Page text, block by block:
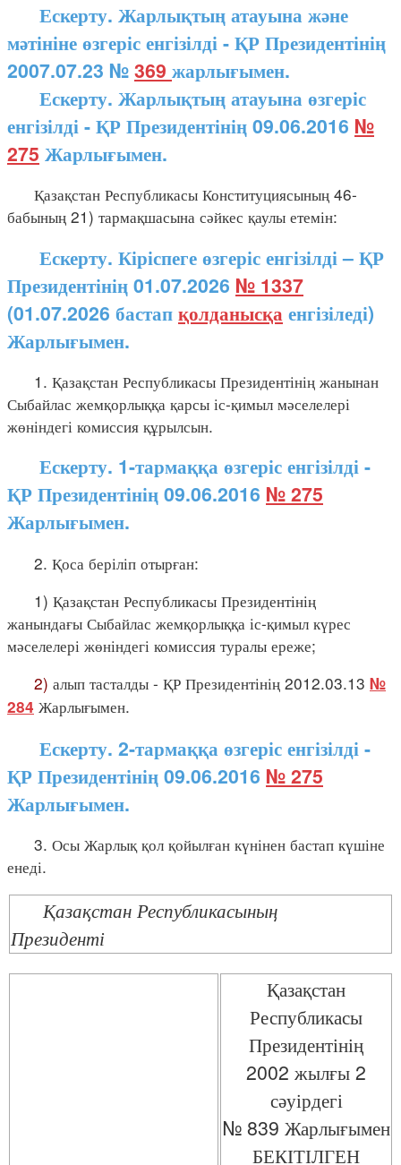
Ескерту. Жарлықтың атауына және
мәтініне өзгеріс енгізілді - ҚР Президентінің
2007.07.23 №369 жарлығымен.
Ескерту. Жарлықтың атауына өзгеріс
енгізілді - ҚР Президентінің 09.06.2016 №
275 Жарлығымен.
Қазақстан Республикасы Конституциясының 46-
бабының 21) тармақшасына сәйкес қаулы етемін:
Ескерту. Кіріспеге өзгеріс енгізілді – ҚР
Президентінің 01.07.2026 № 1337
(01.07.2026 бастапқолданысқаенгізіледі)
Жарлығымен.
1. Қазақстан Республикасы Президентінің жанынан
Сыбайлас жемқорлыққа қарсы іс-қимыл мәселелері
жөніндегі комиссия құрылсын.
Ескерту. 1-тармаққа өзгеріс енгізілді -
ҚР Президентінің 09.06.2016 № 275
Жарлығымен.
2. Қоса беріліп отырған:
1) Қазақстан Республикасы Президентінің
жанындағы Сыбайлас жемқорлыққа іс-қимыл күрес
мәселелері жөніндегі комиссия туралы ереже;
2) алып тасталды - ҚР Президентінің 2012.03.13 №
284 Жарлығымен.
Ескерту. 2-тармаққа өзгеріс енгізілді -
ҚР Президентінің 09.06.2016 № 275
Жарлығымен.
3. Осы Жарлық қол қойылған күнінен бастап күшіне
енеді.
Қазақстан Республикасының
Президенті
Қазақстан
Республикасы
Президентінің
2002 жылғы 2
сәуірдегі
№ 839 Жарлығымен
БЕКІТІЛГЕН